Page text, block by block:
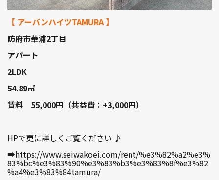
【 アーバンハイツTAMURA 】
防府市華浦2丁目
アパート
2LDK
54.89㎡
賃料 55,000円（共益費：+3,000円）
HPで更に詳しくご覧ください ♪
➡https://www.seiwakoei.com/rent/%e3%82%a2%e3%
83%bc%e3%83%90%e3%83%b3%e3%83%8f%e3%82
%a4%e3%83%84tamura/